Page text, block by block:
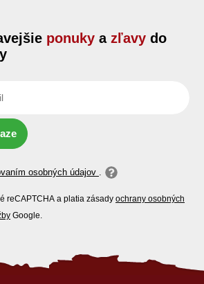
ponuky a zľavy do
osobných údajov .
reCAPTCHA a platia zásady ochrany osobných
Google.